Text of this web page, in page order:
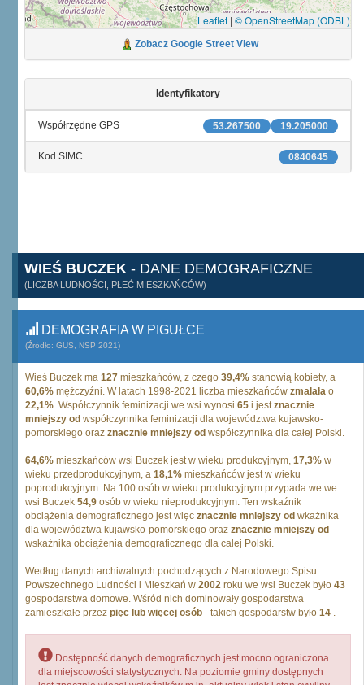
Leaflet | © OpenStreetMap (ODBL)
Zobacz Google Street View
Identyfikatory
19.205000
53.267500
Współrzędne GPS
0840645
Kod SIMC
WIEŚ BUCZEK - DANE DEMOGRAFICZNE
(LICZBA LUDNOŚCI, PŁEĆ MIESZKAŃCÓW)
DEMOGRAFIA W PIGUŁCE
(Źródło: GUS, NSP 2021)
Wieś Buczek ma 127 mieszkańców, z czego 39,4% stanowią kobiety, a
60,6% mężczyźni. W latach 1998-2021 liczba mieszkańców zmalała o
22,1%. Współczynnik feminizacji we wsi wynosi 65 i jestznacznie
mniejszy od współczynnika feminizacji dla województwa kujawsko-
pomorskiego oraz znacznie mniejszy od współczynnika dla całej Polski.
64,6% mieszkańców wsi Buczek jest w wieku produkcyjnym, 17,3% w
wieku przedprodukcyjnym, a 18,1% mieszkańców jest w wieku
poprodukcyjnym. Na 100 osób w wieku produkcyjnym przypada we we
wsi Buczek 54,9 osób w wieku nieprodukcyjnym. Ten wskaźnik
obciążenia demograficznego jest więc znacznie mniejszy od wkażnika
dla województwa kujawsko-pomorskiego oraz znacznie mniejszy od
wskażnika obciążenia demograficznego dla całej Polski.
Według danych archiwalnych pochodzących z Narodowego Spisu
Powszechnego Ludności i Mieszkań w 2002 roku we wsi Buczek było 43
gospodarstwa domowe. Wśród nich dominowały gospodarstwa
zamieszkałe przez pięc lub więcej osób - takich gospodarstw było 14 .
Dostępność danych demograficznych jest mocno ograniczona
dla miejscowości statystycznych. Na poziomie gminy dostępnych